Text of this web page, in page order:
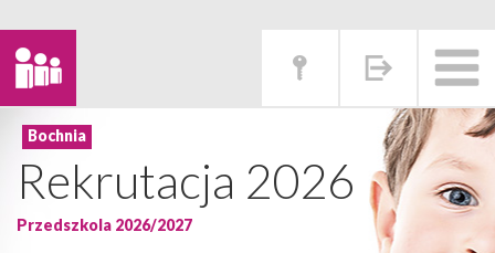
Rekrutacja 2026
Przedszkola 2026/2027